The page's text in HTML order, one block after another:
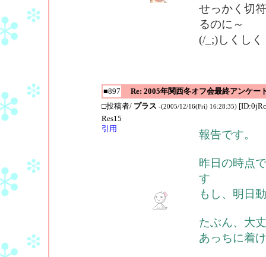
せっかく切
るのに～
(/_;)しくしく
■897
Re: 2005年関西冬オフ会最終アンケー
□投稿者/ プラス -(2005/12/16(Fri) 16:28:35)
Res15
引用
報告です。
昨日の時点
す
もし、明日
たぶん、大
あっちに着